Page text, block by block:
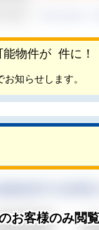
能物件が 件に！
知らせします。
お客様のみ閲覧